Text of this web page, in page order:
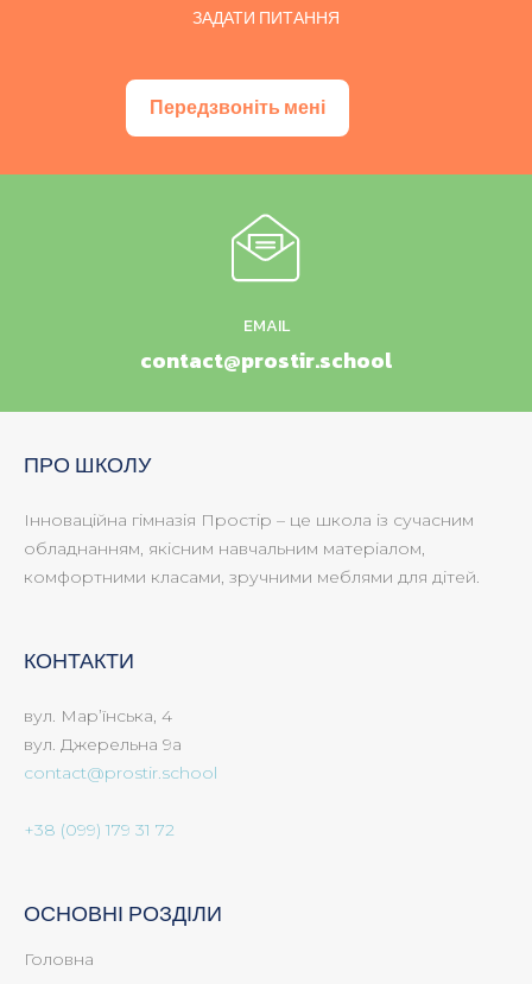
ЗАДАТИ ПИТАННЯ
Передзвоніть мені
EMAIL
contact@prostir.school
ПРО ШКОЛУ
Інноваційна гімназія Простір – це школа із сучасним
обладнанням, якісним навчальним матеріалом,
комфортними класами, зручними меблями для дітей.
КОНТАКТИ
вул. Мар’їнська, 4
вул. Джерельна 9а
contact@prostir.school
+38 (099) 179 31 72
ОСНОВНІ РОЗДІЛИ
Головна